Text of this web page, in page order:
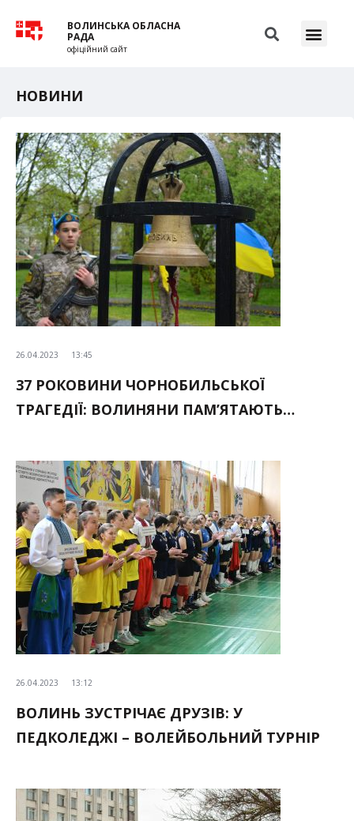
ВОЛИНСЬКА ОБЛАСНА
РАДА
офіційний сайт
НОВИНИ
26.04.2023 13:45
37 РОКОВИНИ ЧОРНОБИЛЬСЬКОЇ
ТРАГЕДІЇ: ВОЛИНЯНИ ПАМ’ЯТАЮТЬ…
26.04.2023 13:12
ВОЛИНЬ ЗУСТРІЧАЄ ДРУЗІВ: У
ПЕДКОЛЕДЖІ – ВОЛЕЙБОЛЬНИЙ ТУРНІР